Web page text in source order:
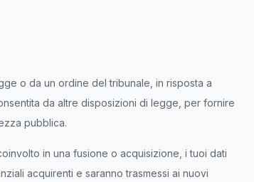
o da un ordine del tribunale, in risposta a
da altre disposizioni di legge, per fornire
pubblica.
in una fusione o acquisizione, i tuoi dati
acquirenti e saranno trasmessi ai nuovi